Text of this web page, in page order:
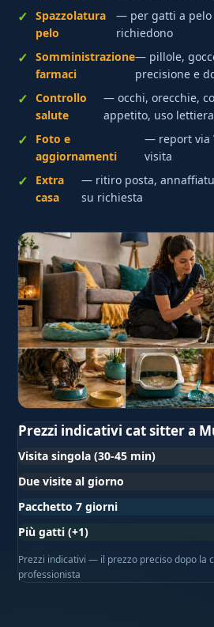
Spazzolatura
pelo
— per gatti a pelo
richiedono
Somministrazione
farmaci
— pillole,
precisione e
Controllo
salute
— occhi, orecchie,
appetito, uso lettiera
Foto e
aggiornamenti
— report via
visita
Extra
casa
— ritiro posta,
su richiesta
Prezzi indicativi cat sitter a
Visita singola (30-45 min)
Due visite al giorno
Pacchetto 7 giorni
Più gatti (+1)
Prezzi indicativi — il prezzo preciso dopo la
professionista